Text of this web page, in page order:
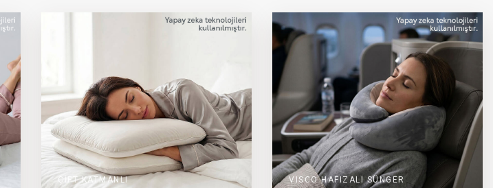
ÇİFT KATMANLI VISCO HAFIZALI SÜNGER